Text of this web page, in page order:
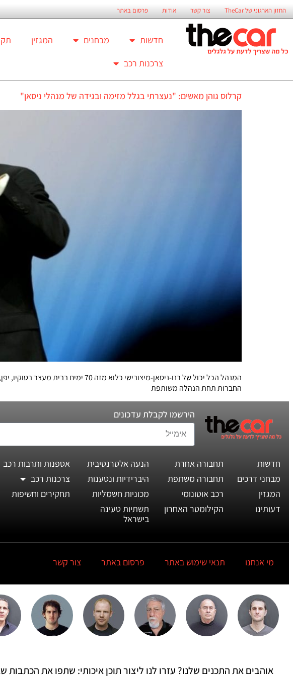
החזון הארגוני של TheCar צור קשר אודות פרסום באתר
חדשות מבחנים המגזין
צרכנות רכב
קרלוס גוהן מאשים: "נעצרתי בגלל מזימה ובגידה של מנהלי ניסאן"
המנהל הכל יכול של רנו-ניסאן-
החברות תחת הנהלה משותפת
הירשמו לקבלת עדכונים
חדשות
מבחני דרכים
המגזין
דעותינו
תחבורה אחרת
תחבורה משתפת
רכב אוטונומי
הקילומטר האחרון
הנעה אלטרנטיבית
היברידיות ונטענות
מכוניות חשמליות
תשתיות טעינה
בישראל
אספנות ותרבות רכב
צרכנות רכב
תחקירים וחשיפות
מי אנחנו תנאי שימוש באתר פרסום באתר צור קשר
אוהבים את התכנים שלנו? עזרו לנו ליצור תוכן איכותי: שתפו את